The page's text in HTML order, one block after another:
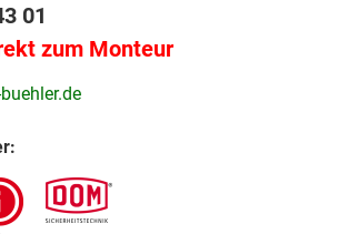
01
zum Monteur